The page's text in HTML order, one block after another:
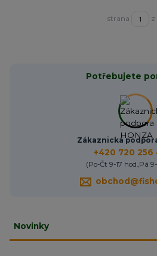
strana z
Potřebujete
Zákaznická
+420 720 256
(Po-Čt 9-17 hod.,Pá
Novinky